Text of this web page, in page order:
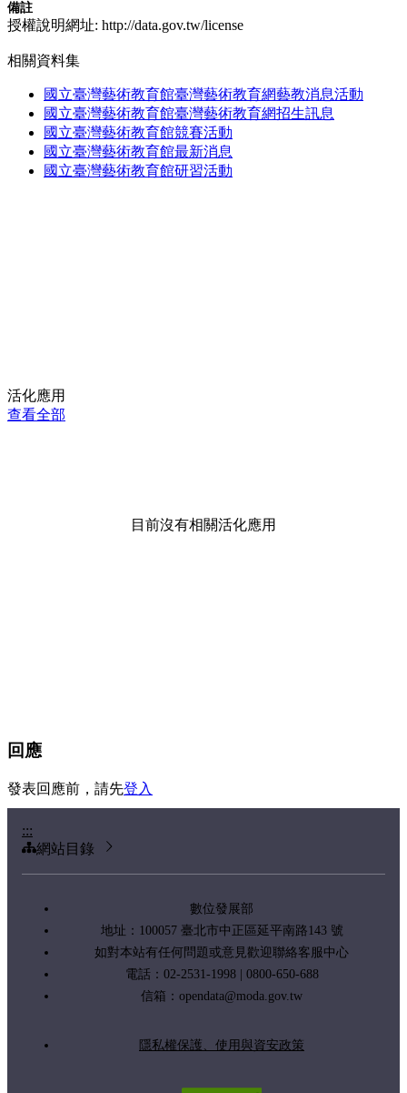
備註
授權說明網址: http://data.gov.tw/license
相關資料集
國立臺灣藝術教育館臺灣藝術教育網藝教消息活動
國立臺灣藝術教育館臺灣藝術教育網招生訊息
國立臺灣藝術教育館競賽活動
國立臺灣藝術教育館最新消息
國立臺灣藝術教育館研習活動
活化應用
查看全部
目前沒有相關活化應用
回應
發表回應前，請先登入
:::
網站目錄
數位發展部
地址：100057 臺北市中正區延平南路143 號
如對本站有任何問題或意見歡迎聯絡客服中心
電話：02-2531-1998 | 0800-650-688
信箱： opendata@moda.gov.tw
隱私權保護、使用與資安政策